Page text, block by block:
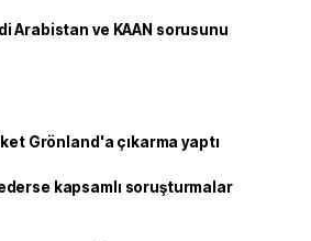
Arabistan ve KAAN sorusunu
Grönland'a çıkarma yaptı
kapsamlı soruşturmalar